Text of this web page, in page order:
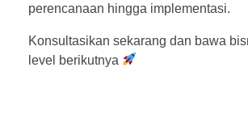
perencanaan hingga implementasi.
Konsultasikan sekarang dan bawa
level berikutnya